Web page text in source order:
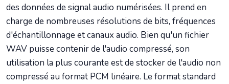
des données de signal audio numérisées. Il prend en
charge de nombreuses résolutions de bits, fréquences
d'échantillonnage et canaux audio. Bien qu'un fichier
WAV puisse contenir de l'audio compressé, son
utilisation la plus courante est de stocker de l'audio non
compressé au format PCM linéaire. Le format standard